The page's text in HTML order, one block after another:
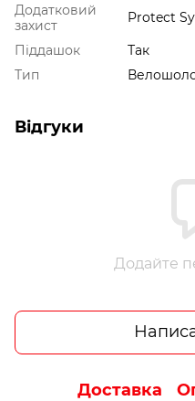
Додатковий
захист
Protect
Піддашок
Так
Тип
Відгуки
Додайте
Доставка